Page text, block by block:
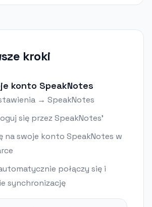
kroki
konto SpeakNotes
→ SpeakNotes
się przez SpeakNotes'
na swoje konto SpeakNotes w
połączy się i
synchronizację